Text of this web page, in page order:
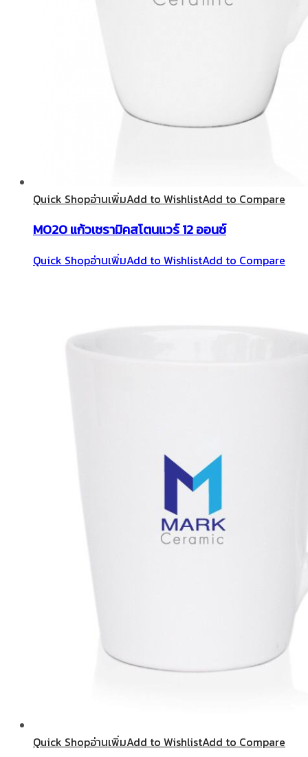
Quick Shopอ่านเพิ่มAdd to WishlistAdd to Compare
M020 แก้วเซรามิคสโตนแวร์ 12 ออนซ์
Quick Shopอ่านเพิ่มAdd to WishlistAdd to Compare
Quick Shopอ่านเพิ่มAdd to WishlistAdd to Compare